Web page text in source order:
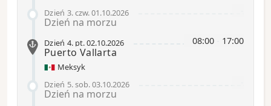
Dzień 3.czw.01.10.2026
Dzień na morzu
08:00 17:00
Dzień 4. pt.02.10.2026
Puerto Vallarta
Meksyk
Dzień 5.sob.03.10.2026
Dzień na morzu